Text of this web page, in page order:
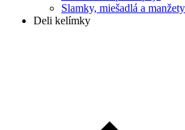
Slamky, miešadlá a manžety
Deli kelímky